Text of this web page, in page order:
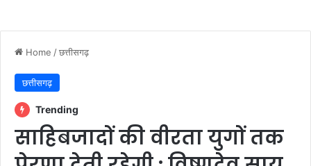
Home /छत्तीसगढ़
छत्तीसगढ़
Trending
साहिबजादों की वीरता युगों तक